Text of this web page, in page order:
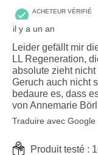
ACHETEUR VÉRIFIÉ
il y a un an
Leider gefällt mir
LL Regeneration,
absolute zieht
Geruch auch nicht
bedaure es, dass
von Annemarie
Traduire avec Google
Produit testé :